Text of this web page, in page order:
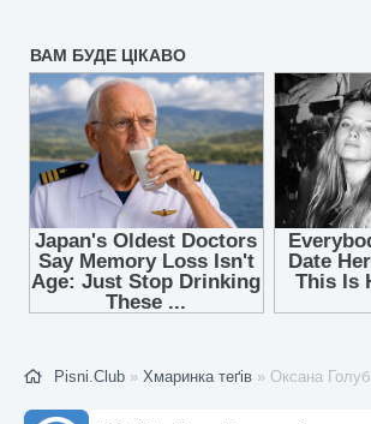
Pisni.Club » Хмаринка теґів » Оксана Голуб